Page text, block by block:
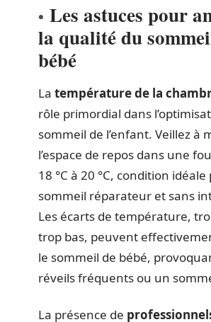
Les astuces pour
la qualité du
bébé
La température de la
rôle primordial dans
sommeil de l’enfant. Veillez à
l’espace de repos dans une
18 °C à 20 °C, condition
sommeil réparateur et sans
Les écarts de température,
trop bas, peuvent
le sommeil de bébé,
réveils fréquents ou un
La présence de